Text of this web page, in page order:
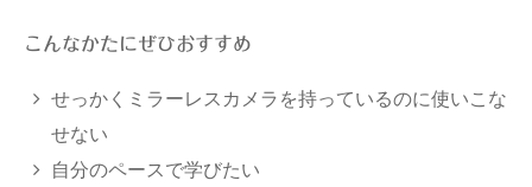
こんなかたにぜひおすすめ
せっかくミラーレスカメラを持っているのに使いこな
せない
自分のペースで学びたい